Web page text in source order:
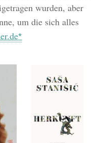
wurden, aber
um die sich alles